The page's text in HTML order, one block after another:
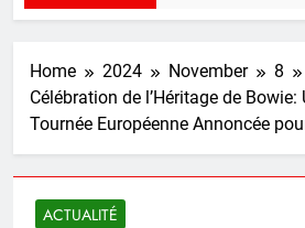
Home 2024 November
8
Célébration de l’Héritage de Bowie:
Tournée Européenne Annoncée
ACTUALITÉ